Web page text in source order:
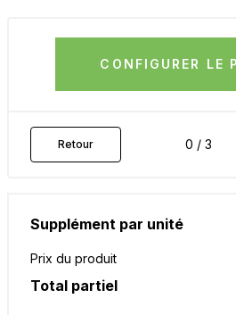
CONFIGURER LE
Retour 0 / 3
Supplément par unité
Prix du produit
Total partiel